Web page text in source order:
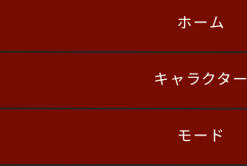
English
ホーム
キャラクター
モード